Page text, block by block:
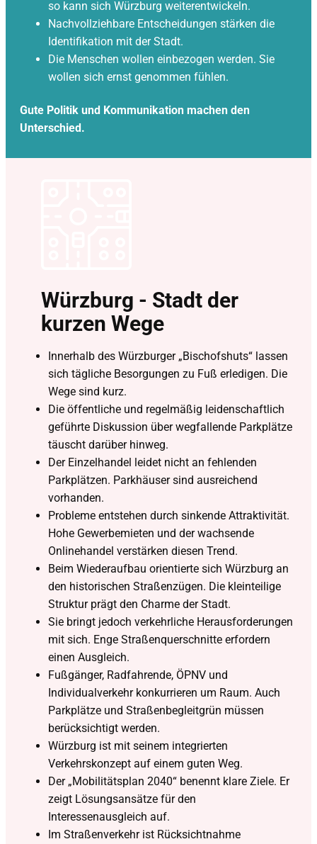
so kann sich Würzburg weiterentwickeln.
Nachvollziehbare Entscheidungen stärken die
Identifikation mit der Stadt.
Die Menschen wollen einbezogen werden. Sie
wollen sich ernst genommen fühlen.
Gute Politik und Kommunikation machen den
Unterschied.
Würzburg - Stadt der
kurzen Wege
Innerhalb des Würzburger „Bischofshuts“ lassen
sich tägliche Besorgungen zu Fuß erledigen. Die
Wege sind kurz.
Die öffentliche und regelmäßig leidenschaftlich
geführte Diskussion über wegfallende Parkplätze
täuscht darüber hinweg.
Der Einzelhandel leidet nicht an fehlenden
Parkplätzen. Parkhäuser sind ausreichend
vorhanden.
Probleme entstehen durch sinkende Attraktivität.
Hohe Gewerbemieten und der wachsende
Onlinehandel verstärken diesen Trend.
Beim Wiederaufbau orientierte sich Würzburg an
den historischen Straßenzügen. Die kleinteilige
Struktur prägt den Charme der Stadt.
Sie bringt jedoch verkehrliche Herausforderungen
mit sich. Enge Straßenquerschnitte erfordern
einen Ausgleich.
Fußgänger, Radfahrende, ÖPNV und
Individualverkehr konkurrieren um Raum. Auch
Parkplätze und Straßenbegleitgrün müssen
berücksichtigt werden.
Würzburg ist mit seinem integrierten
Verkehrskonzept auf einem guten Weg.
Der „Mobilitätsplan 2040“ benennt klare Ziele. Er
zeigt Lösungsansätze für den
Interessenausgleich auf.
Im Straßenverkehr ist Rücksichtnahme